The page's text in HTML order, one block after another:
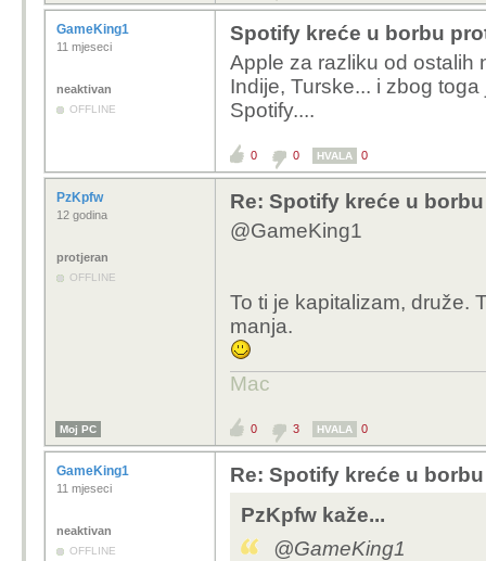
GameKing1
11 mjeseci
neaktivan
OFFLINE
Spotify kreće u borbu
Apple za razliku od ostalih
Indije, Turske... i zbog
Spotify....
0 0 HVALA 0
PzKpfw
12 godina
protjeran
OFFLINE
Re: Spotify kreće u
@GameKing1
To ti je kapitalizam, druže.
manja.
Mac
Moj PC 0 3 HVALA 0
GameKing1
11 mjeseci
neaktivan
OFFLINE
Re: Spotify kreće u
PzKpfw kaže...
@GameKing1